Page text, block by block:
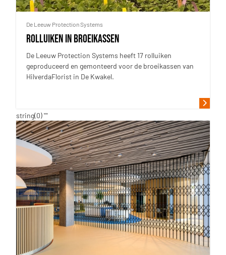
De Leeuw Protection Systems
Rolluiken in broeikassen
De Leeuw Protection Systems heeft 17 rolluiken
geproduceerd en gemonteerd voor de broeikassen van
HilverdaFlorist in De Kwakel.
string(0) ""